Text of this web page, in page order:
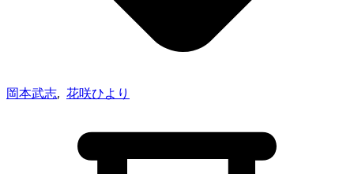
岡本武志, 花咲ひより